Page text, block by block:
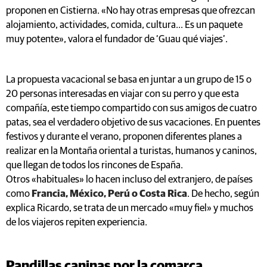
proponen en Cistierna. «No hay otras empresas que ofrezcan
alojamiento, actividades, comida, cultura... Es un paquete
muy potente», valora el fundador de ‘Guau qué viajes’.
La propuesta vacacional se basa en juntar a un grupo de 15 o
20 personas interesadas en viajar con su perro y que esta
compañía, este tiempo compartido con sus amigos de cuatro
patas, sea el verdadero objetivo de sus vacaciones. En puentes
festivos y durante el verano, proponen diferentes planes a
realizar en la Montaña oriental a turistas, humanos y caninos,
que llegan de todos los rincones de España.
Otros «habituales» lo hacen incluso del extranjero, de países
como Francia, México, Perú o Costa Rica. De hecho, según
explica Ricardo, se trata de un mercado «muy fiel» y muchos
de los viajeros repiten experiencia.